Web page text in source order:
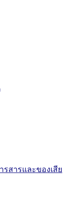
สารและของเสีย